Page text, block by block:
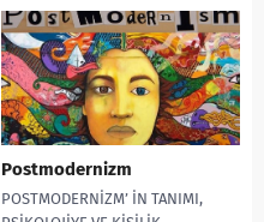
diliyoruz. Milletimizin...
Postmodernizm
POSTMODERNİZM’ İN TANIMI,